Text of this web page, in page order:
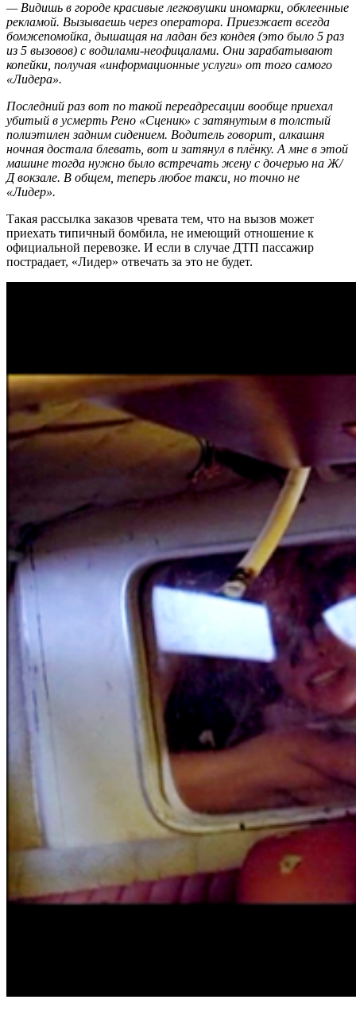
— Видишь в городе красивые легковушки иномарки, обклеенные
рекламой. Вызываешь через оператора. Приезжает всегда
бомжепомойка, дышащая на ладан без кондея (это было 5 раз
из 5 вызовов) с водилами-неофицалами. Они зарабатывают
копейки, получая «информационные услуги» от того самого
«Лидера».
Последний раз вот по такой переадресации вообще приехал
убитый в усмерть Рено «Сценик» с затянутым в толстый
полиэтилен задним сидением. Водитель говорит, алкашня
ночная достала блевать, вот и затянул в плёнку. А мне в этой
машине тогда нужно было встречать жену с дочерью на Ж/
Д вокзале. В общем, теперь любое такси, но точно не
«Лидер».
Такая рассылка заказов чревата тем, что на вызов может
приехать типичный бомбила, не имеющий отношение к
официальной перевозке. И если в случае ДТП пассажир
пострадает, «Лидер» отвечать за это не будет.